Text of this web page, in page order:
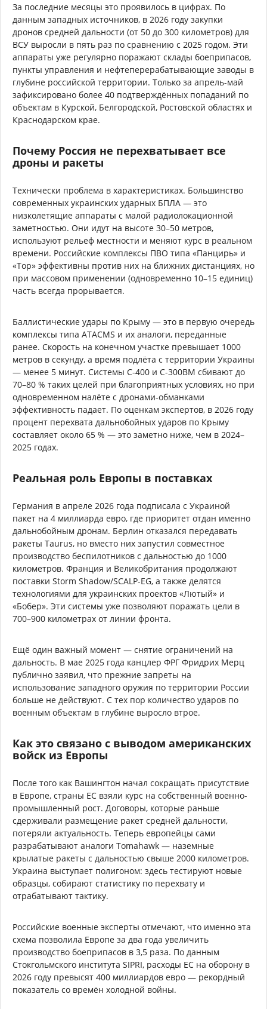
За последние месяцы это проявилось в цифрах. По
данным западных источников, в 2026 году закупки
дронов средней дальности (от 50 до 300 километров) для
ВСУ выросли в пять раз по сравнению с 2025 годом. Эти
аппараты уже регулярно поражают склады боеприпасов,
пункты управления и нефтеперерабатывающие заводы в
глубине российской территории. Только за апрель-май
зафиксировано более 40 подтверждённых попаданий по
объектам в Курской, Белгородской, Ростовской областях и
Краснодарском крае.
Почему Россия не перехватывает все
дроны и ракеты
Технически проблема в характеристиках. Большинство
современных украинских ударных БПЛА — это
низколетящие аппараты с малой радиолокационной
заметностью. Они идут на высоте 30–50 метров,
используют рельеф местности и меняют курс в реальном
времени. Российские комплексы ПВО типа «Панцирь» и
«Тор» эффективны против них на ближних дистанциях, но
при массовом применении (одновременно 10–15 единиц)
часть всегда прорывается.
Баллистические удары по Крыму — это в первую очередь
комплексы типа ATACMS и их аналоги, переданные
ранее. Скорость на конечном участке превышает 1000
метров в секунду, а время подлёта с территории Украины
— менее 5 минут. Системы С-400 и С-300ВМ сбивают до
70–80 % таких целей при благоприятных условиях, но при
одновременном налёте с дронами-обманками
эффективность падает. По оценкам экспертов, в 2026 году
процент перехвата дальнобойных ударов по Крыму
составляет около 65 % — это заметно ниже, чем в 2024–
2025 годах.
Реальная роль Европы в поставках
Германия в апреле 2026 года подписала с Украиной
пакет на 4 миллиарда евро, где приоритет отдан именно
дальнобойным дронам. Берлин отказался передавать
ракеты Taurus, но вместо них запустил совместное
производство беспилотников с дальностью до 1000
километров. Франция и Великобритания продолжают
поставки Storm Shadow/SCALP-EG, а также делятся
технологиями для украинских проектов «Лютый» и
«Бобер». Эти системы уже позволяют поражать цели в
700–900 километрах от линии фронта.
Ещё один важный момент — снятие ограничений на
дальность. В мае 2025 года канцлер ФРГ Фридрих Мерц
публично заявил, что прежние запреты на
использование западного оружия по территории России
больше не действуют. С тех пор количество ударов по
военным объектам в глубине выросло втрое.
Как это связано с выводом американских
войск из Европы
После того как Вашингтон начал сокращать присутствие
в Европе, страны ЕС взяли курс на собственный военно-
промышленный рост. Договоры, которые раньше
сдерживали размещение ракет средней дальности,
потеряли актуальность. Теперь европейцы сами
разрабатывают аналоги Tomahawk — наземные
крылатые ракеты с дальностью свыше 2000 километров.
Украина выступает полигоном: здесь тестируют новые
образцы, собирают статистику по перехвату и
отрабатывают тактику.
Российские военные эксперты отмечают, что именно эта
схема позволила Европе за два года увеличить
производство боеприпасов в 3,5 раза. По данным
Стокгольмского института SIPRI, расходы ЕС на оборону в
2026 году превысят 400 миллиардов евро — рекордный
показатель со времён холодной войны.